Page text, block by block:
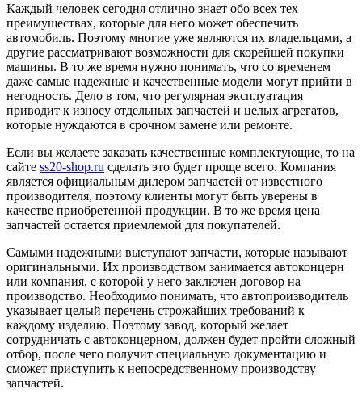
Каждый человек сегодня отлично знает обо всех тех
преимуществах, которые для него может обеспечить
автомобиль. Поэтому многие уже являются их владельцами, а
другие рассматривают возможности для скорейшей покупки
машины. В то же время нужно понимать, что со временем
даже самые надежные и качественные модели могут прийти в
негодность. Дело в том, что регулярная эксплуатация
приводит к износу отдельных запчастей и целых агрегатов,
которые нуждаются в срочном замене или ремонте.
Если вы желаете заказать качественные комплектующие, то на
сайте ss20-shop.ru сделать это будет проще всего. Компания
является официальным дилером запчастей от известного
производителя, поэтому клиенты могут быть уверены в
качестве приобретенной продукции. В то же время цена
запчастей остается приемлемой для покупателей.
Самыми надежными выступают запчасти, которые называют
оригинальными. Их производством занимается автоконцерн
или компания, с которой у него заключен договор на
производство. Необходимо понимать, что автопроизводитель
указывает целый перечень строжайших требований к
каждому изделию. Поэтому завод, который желает
сотрудничать с автоконцерном, должен будет пройти сложный
отбор, после чего получит специальную документацию и
сможет приступить к непосредственному производству
запчастей.